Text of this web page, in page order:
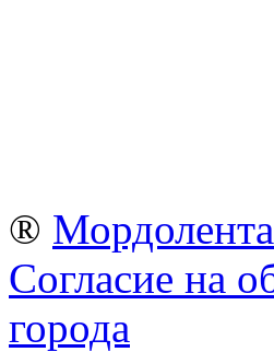
®
Согласие на
города